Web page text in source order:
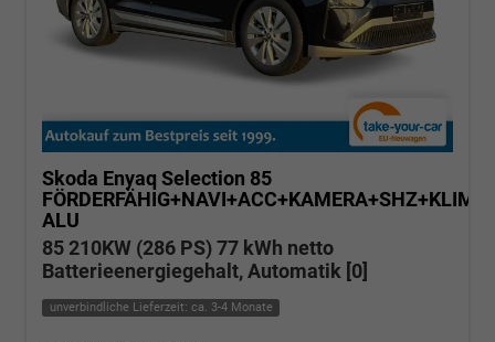
Skoda Enyaq Selection 85
ALU
85 210KW (286 PS) 77 kWh netto
Batterieenergiegehalt, Automatik [0]
unverbindliche Lieferzeit: ca. 3-4 Monate